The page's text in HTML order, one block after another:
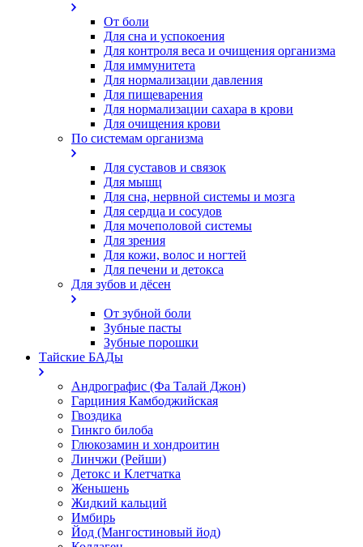
От боли
Для сна и успокоения
Для контроля веса и очищения организма
Для иммунитета
Для нормализации давления
Для пищеварения
Для нормализации сахара в крови
Для очищения крови
По системам организма
Для суставов и связок
Для мышц
Для сна, нервной системы и мозга
Для сердца и сосудов
Для мочеполовой системы
Для зрения
Для кожи, волос и ногтей
Для печени и детокса
Для зубов и дёсен
От зубной боли
Зубные пасты
Зубные порошки
Тайские БАДы
Андрографис (Фа Талай Джон)
Гарциния Камбоджийская
Гвоздика
Гинкго билоба
Глюкозамин и хондроитин
Линчжи (Рейши)
Детокс и Клетчатка
Женьшень
Жидкий кальций
Имбирь
Йод (Мангостиновый йод)